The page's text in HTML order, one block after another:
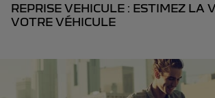
REPRISE VEHICULE : ESTIMEZ LA
VOTRE VÉHICULE